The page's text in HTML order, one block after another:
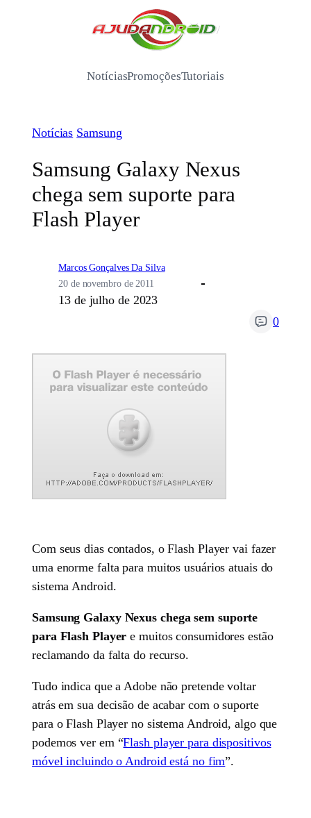
/
NotíciasPromoçõesTutoriais
Notícias Samsung
Samsung Galaxy Nexus
chega sem suporte para
Flash Player
Marcos Gonçalves Da Silva
20 de novembro de 2011
13 de julho de 2023
0
Com seus dias contados, o Flash Player vai fazer
uma enorme falta para muitos usuários atuais do
sistema Android.
Samsung Galaxy Nexus chega sem suporte
para Flash Player e muitos consumidores estão
reclamando da falta do recurso.
Tudo indica que a Adobe não pretende voltar
atrás em sua decisão de acabar com o suporte
para o Flash Player no sistema Android, algo que
podemos ver em “Flash player para dispositivos
móvel incluindo o Android está no fim”.